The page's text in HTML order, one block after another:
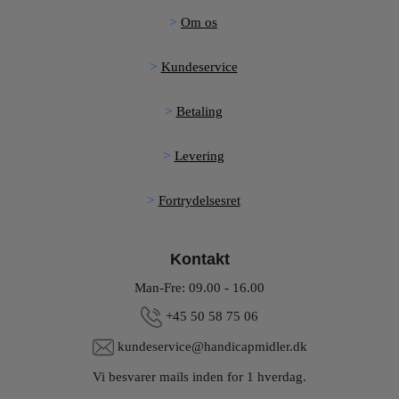
Om os
Kundeservice
Betaling
Levering
Fortrydelsesret
Kontakt
Man-Fre: 09.00 - 16.00
+45 50 58 75 06
kundeservice@handicapmidler.dk
Vi besvarer mails inden for 1 hverdag.